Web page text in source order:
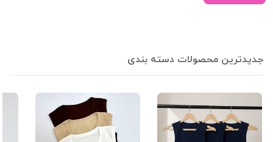
جدیدترین محصولات دسته بندی